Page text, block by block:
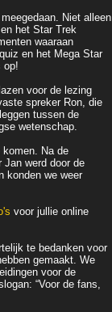
Niet alleen
het Star Trek
waaraan
en het Mega Star
op!
voor de lezing
spreker Ron, die
tussen de
wetenschap.
komen. Na de
Jan werd door de
konden we weer
voor jullie online
te bedanken voor
gemaakt. We
voor de
“Voor de fans,